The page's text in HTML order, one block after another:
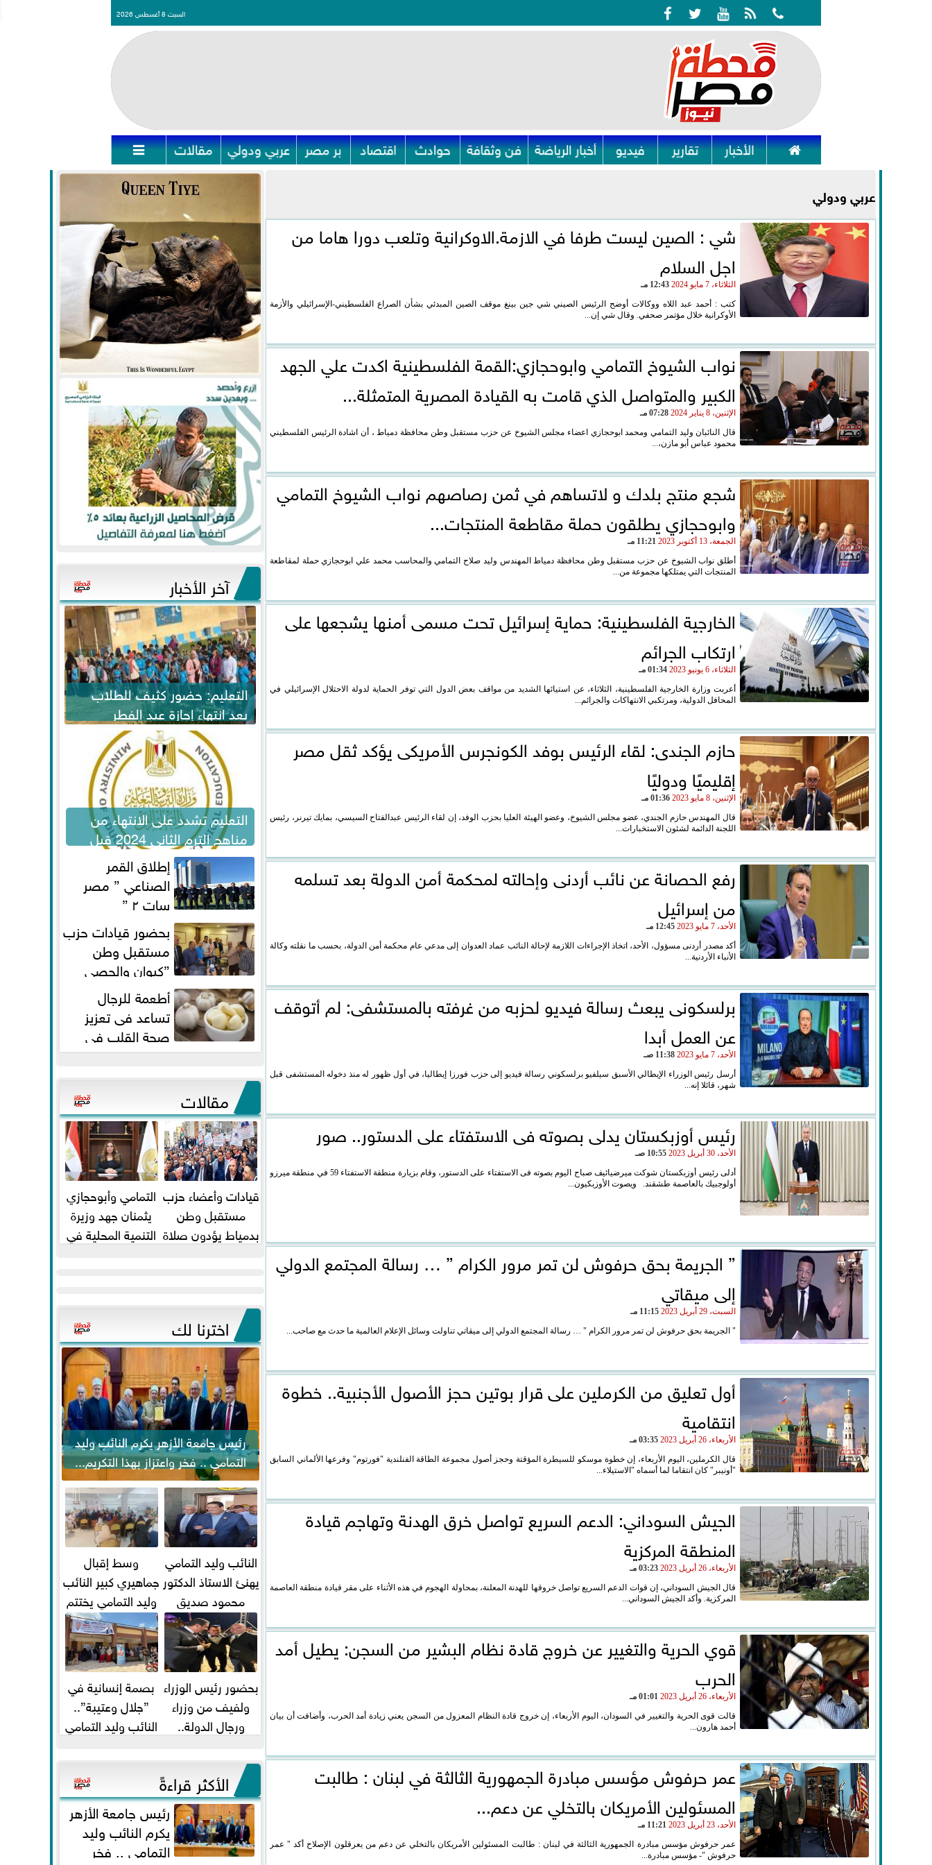
     السبت 8 أغسطس 2026
 الأخبار تقارير فيديو أخبار الرياضة فن وثقافة حوادث اقتصاد بر مصر عربي ودولي مقالات 
عربي ودولي
شي : الصين ليست طرفا في الازمة.الاوكرانية وتلعب دورا هاما من
اجل السلام
الثلاثاء، 7 مايو 2024
12:43 مـ
كتب : أحمد عبد اللاه ووكالات أوضح الرئيس الصيني شي جين بينغ موقف الصين المبدئي بشأن الصراع الفلسطيني-الإسرائيلي والأزمة
الأوكرانية خلال مؤتمر صحفي. وقال شي إن...
نواب الشيوخ التمامي وابوحجازي:القمة الفلسطينية اكدت علي الجهد
الكبير والمتواصل الذي قامت به القيادة المصرية المتمثلة...
الإثنين، 8 يناير 2024
07:28 مـ
قال النائبان وليد التمامي ومحمد ابوحجازي اعضاء مجلس الشيوخ عن حزب مستقبل وطن محافظة دمياط ، أن اشادة الرئيس الفلسطيني
محمود عباس أبو مازن،...
شجع منتج بلدك و لاتساهم في ثمن رصاصهم نواب الشيوخ التمامي
وابوحجازي يطلقون حملة مقاطعة المنتجات...
الجمعة، 13 أكتوبر 2023
11:21 مـ
أطلق نواب الشيوخ عن حزب مستقبل وطن محافظة دمياط المهندس وليد صلاح التمامي والمحاسب محمد علي ابوحجازي حملة لمقاطعة
المنتجات التي يمتلكها مجموعة من...
الخارجية الفلسطينية: حماية إسرائيل تحت مسمى أمنها يشجعها على
ارتكاب الجرائم
الثلاثاء، 6 يونيو 2023
01:34 مـ
أعربت وزارة الخارجية الفلسطينية، الثلاثاء، عن استيائها الشديد من مواقف بعض الدول التي توفر الحماية لدولة الاحتلال الإسرائيلي في
المحافل الدولية، ومرتكبي الانتهاكات والجرائم...
حازم الجندى: لقاء الرئيس بوفد الكونجرس الأمريكى يؤكد ثقل مصر
إقليميًا ودوليًا
الإثنين، 8 مايو 2023
01:36 مـ
قال المهندس حازم الجندي، عضو مجلس الشيوخ، وعضو الهيئة العليا بحزب الوفد، إن لقاء الرئيس عبدالفتاح السيسي، بمايك تيرنر، رئيس
اللجنة الدائمة لشئون الاستخبارات...
رفع الحصانة عن نائب أردنى وإحالته لمحكمة أمن الدولة بعد تسلمه
من إسرائيل
الأحد، 7 مايو 2023
12:45 مـ
أكد مصدر أردنى مسؤول، الأحد، اتخاذ الإجراءات اللازمة لإحالة النائب عماد العدوان إلى مدعي عام محكمة أمن الدولة، بحسب ما نقلته وكالة
الأنباء الأردنية...
برلسكونى يبعث رسالة فيديو لحزبه من غرفته بالمستشفى: لم أتوقف
عن العمل أبدا
الأحد، 7 مايو 2023
11:38 صـ
أرسل رئيس الوزراء الإيطالي الأسبق سيلفيو برلسكوني رسالة فيديو إلى حزب فورزا إيطاليا، في أول ظهور له منذ دخوله المستشفى قبل
شهر، قائلا إنه...
رئيس أوزبكستان يدلى بصوته فى الاستفتاء على الدستور.. صور
الأحد، 30 أبريل 2023
10:55 صـ
أدلى رئيس أوزبكستان شوكت ميرضيائيف صباح اليوم بصوته فى الاستفتاء على الدستور، وقام بزيارة منطقة الاستفتاء 59 في منطقة ميرزو
أولوجبيك بالعاصمة طشقند. ويصوت الأوزبكيون...
” الجريمة بحق حرفوش لن تمر مرور الكرام ” … رسالة المجتمع الدولي
إلى ميقاتي
السبت، 29 أبريل 2023
11:15 مـ
" الجريمة بحق حرفوش لن تمر مرور الكرام " … رسالة المجتمع الدولي إلى ميقاتي تناولت وسائل الإعلام العالمية ما حدث مع صاحب...
أول تعليق من الكرملين على قرار بوتين حجز الأصول الأجنبية.. خطوة
انتقامية
الأربعاء، 26 أبريل 2023
03:35 مـ
قال الكرملين، اليوم الأربعاء، إن خطوة موسكو للسيطرة المؤقتة وحجز أصول مجموعة الطاقة الفنلندية "فورتوم" وفرعها الألماني السابق
"أونيبر" كان انتقاما لما أسماه "الاستيلاء...
الجيش السوداني: الدعم السريع تواصل خرق الهدنة وتهاجم قيادة
المنطقة المركزية
الأربعاء، 26 أبريل 2023
03:23 مـ
قال الجيش السوداني، إن قوات الدعم السريع تواصل خروقها للهدنة المعلنة، بمحاولة الهجوم في هذه الأثناء على مقر قيادة منطقة العاصمة
المركزية. وأكد الجيش السوداني...
قوي الحرية والتغيير عن خروج قادة نظام البشير من السجن: يطيل أمد
الحرب
الأربعاء، 26 أبريل 2023
01:01 مـ
قالت قوى الحرية والتغيير في السودان، اليوم الأربعاء، إن خروج قادة النظام المعزول من السجن يعني زيادة أمد الحرب، وأضافت أن بيان
أحمد هارون...
عمر حرفوش مؤسس مبادرة الجمهورية الثالثة في لبنان : طالبت
المسئولين الأمريكان بالتخلي عن دعم...
الأحد، 23 أبريل 2023
11:21 مـ
عمر حرفوش مؤسس مبادرة الجمهورية الثالثة في لبنان : طالبت المسئولين الأمريكان بالتخلي عن دعم من يعرقلون الإصلاح أكد " عمر
حرفوش "- مؤسس مبادرة...
آخر الأخبار
التعليم: حضور كثيف للطلاب
بعد انتهاء إجازة عيد الفطر
لاستكمال المناهج
التعليم تشدد على الانتهاء من
مناهج الترم الثاني 2024 قبل
الامتحانات
إطلاق القمر
الصناعي ” مصر
سات ٢ ”
بحضور قيادات حزب
مستقبل وطن
”كيوان والحصي
والتمامي وابوحجازي وعيسي” أمانه
كفر...
أطعمة للرجال
تساعد فى تعزيز
صحة القلب فى
سن الأربعين
مقالات
قيادات وأعضاء حزب
مستقبل وطن
بدمياط يؤدون صلاة
التمامي وأبوحجازي
يثمنان جهد وزيرة
التنمية المحلية في
اخترنا لك
رئيس جامعة الأزهر يكرم النائب وليد
التمامي .. فخر واعتزاز بهذا التكريم...
النائب وليد التمامي
يهنئ الاستاذ الدكتور
محمود صديق
تكليفة قائم باعمال
...
وسط إقبال
جماهيري كبير النائب
وليد التمامي يختتم
أضخم قافلة طبية
مجانية...
بحضور رئيس الوزراء
ولفيف من وزراء
ورجال الدولة..
ومحمد...
بصمة إنسانية في
”جلال وعتيبة”..
النائب وليد التمامي
شيحة يداويان...
الأكثر قراءةً
رئيس جامعة الأزهر
يكرم النائب وليد
التمامي .. فخر